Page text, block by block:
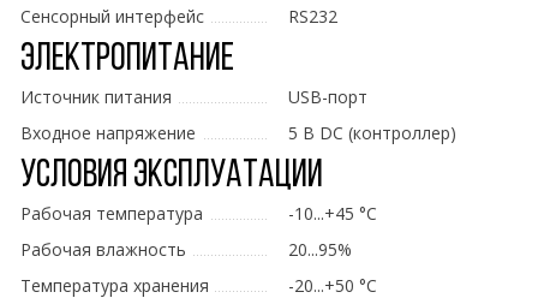
Сенсорный интерфейс RS232
Электропитание
Источник питания
USB-порт
Входное напряжение
5 В DC (контроллер)
Условия эксплуатации
Рабочая температура
-10...+45 °C
Рабочая влажность
20...95%
Температура хранения
-20...+50 °C